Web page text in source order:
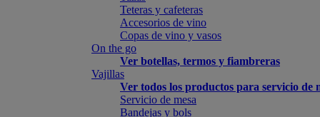
Teteras y cafeteras
Accesorios de vino
Copas de vino y vasos
On the go
Ver botellas, termos y fiambreras
Vajillas
Ver todos los productos para servicio de
Servicio de mesa
Bandejas y bols